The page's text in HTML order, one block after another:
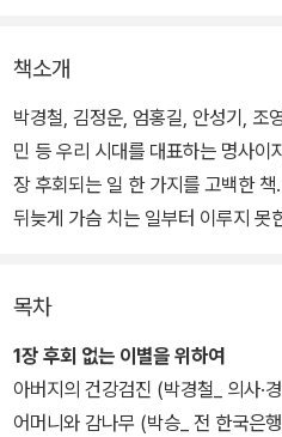
책소개
박경철, 김정운, 엄홍길, 안성기, 조
민 등 우리 시대를 대표하는 명사이
장 후회되는 일 한 가지를 고백한
뒤늦게 가슴 치는 일부터 이루지 못
살면서 가장 후회되는 일 한 가지를
할까? 가난하던 젊은 날 아픈 친구
릇(전무송), 의대생 시절 몸이 안 좋
목차
1장 후회 없는 이별을 위하여
아버지의 건강검진 (박경철_ 의사·
어머니와 감나무 (박승_ 전 한국은